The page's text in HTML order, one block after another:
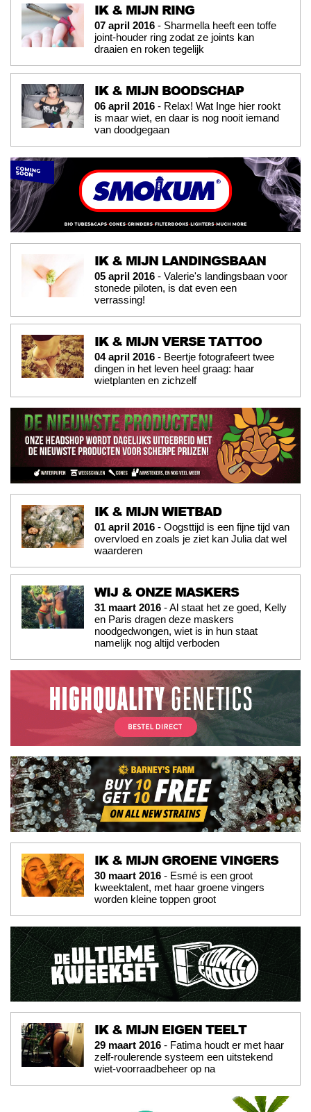
IK & MIJN RING
07 april 2016 - Sharmella heeft een toffe
joint-houder ring zodat ze joints kan
draaien en roken tegelijk
IK & MIJN BOODSCHAP
06 april 2016 - Relax! Wat Inge hier rookt
is maar wiet, en daar is nog nooit iemand
van doodgegaan
IK & MIJN LANDINGSBAAN
05 april 2016 - Valerie's landingsbaan voor
stonede piloten, is dat even een
verrassing!
IK & MIJN VERSE TATTOO
04 april 2016 - Beertje fotografeert twee
dingen in het leven heel graag: haar
wietplanten en zichzelf
IK & MIJN WIETBAD
01 april 2016 - Oogsttijd is een fijne tijd van
overvloed en zoals je ziet kan Julia dat wel
waarderen
WIJ & ONZE MASKERS
31 maart 2016 - Al staat het ze goed, Kelly
en Paris dragen deze maskers
noodgedwongen, wiet is in hun staat
namelijk nog altijd verboden
IK & MIJN GROENE VINGERS
30 maart 2016 - Esmé is een groot
kweektalent, met haar groene vingers
worden kleine toppen groot
IK & MIJN EIGEN TEELT
29 maart 2016 - Fatima houdt er met haar
zelf-roulerende systeem een uitstekend
wiet-voorraadbeheer op na